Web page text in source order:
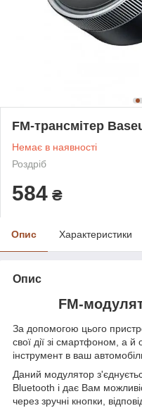
FM-трансмітер
Немає в наявності
Роздріб
584 ₴
Опис Характеристики
Опис
FM-
За допомогою цього
свої дії зі смартфоном, а й
інструмент в ваш
Даний модулятор
Bluetooth і дає Вам
через зручні кнопки,